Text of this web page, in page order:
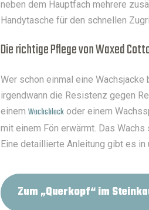
neben dem Hauptfach mehrere
Handytasche für den schnellen
Die richtige Pflege von Waxed
Wer schon einmal eine
irgendwann die Resistenz gegen
einem Wachsblock oder einem
mit einem Fön erwärmt. Das
Eine detaillierte Anleitung gibt es in
Zum „Querkopf“ im